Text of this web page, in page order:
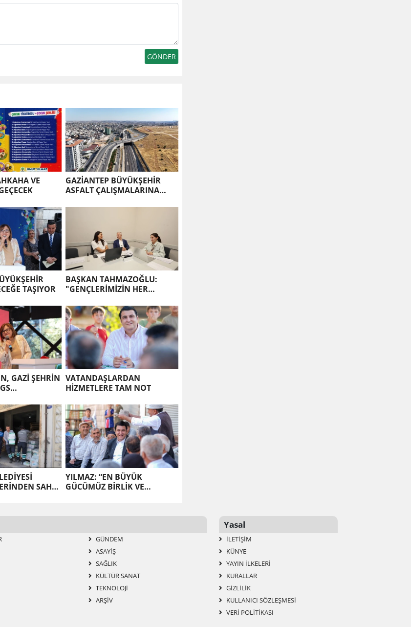
VE
GAZİANTEP BÜYÜKŞEHİR
ASFALT ÇALIŞMALARINA
TAŞIYOR
BAŞKAN TAHMAZOĞLU:
"GENÇLERİMİZİN HER
GAZİ ŞEHRİN VATANDAŞLARDAN
HİZMETLERE TAM NOT
SAHTE
YILMAZ: “EN BÜYÜK
GÜCÜMÜZ BİRLİK VE
GÜNDEM
ASAYIŞ
SAĞLIK
KÜLTÜR SANAT
TEKNOLOJI
ARŞIV
Yasal
İLETIŞIM
KÜNYE
YAYIN İLKELERI
KURALLAR
GIZLILIK
KULLANICI SÖZLEŞMESI
VERI POLITIKASI